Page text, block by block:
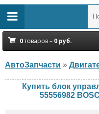
0товаров – 0 руб.
АвтоЗапчасти »
Купить блок
55556982